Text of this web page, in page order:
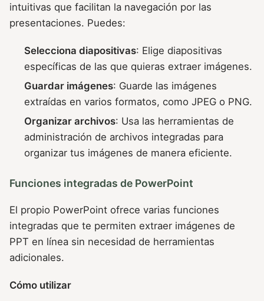
intuitivas que facilitan la navegación por las
presentaciones. Puedes:
Selecciona diapositivas: Elige diapositivas
específicas de las que quieras extraer imágenes.
Guardar imágenes: Guarde las imágenes
extraídas en varios formatos, como JPEG o PNG.
Organizar archivos: Usa las herramientas de
administración de archivos integradas para
organizar tus imágenes de manera eficiente.
Funciones integradas de PowerPoint
El propio PowerPoint ofrece varias funciones
integradas que te permiten extraer imágenes de
PPT en línea sin necesidad de herramientas
adicionales.
Cómo utilizar